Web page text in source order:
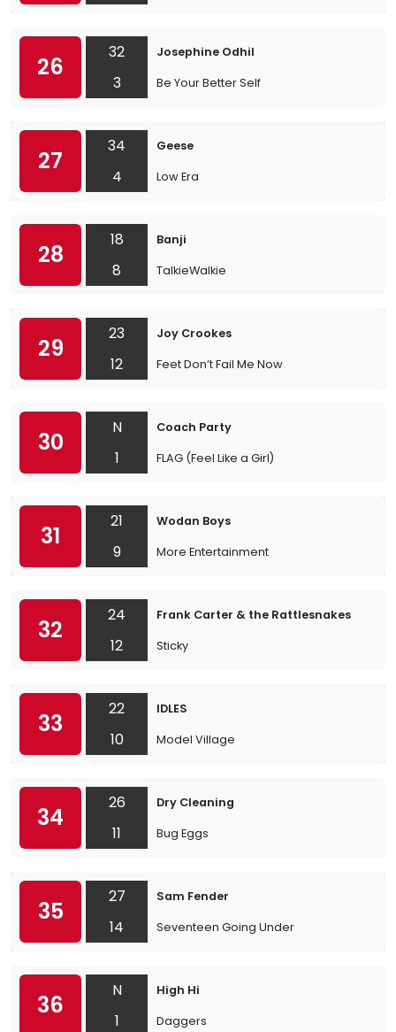
26
32
3
Josephine Odhil
Be Your Better Self
27
34
4
Geese
Low Era
28
18
8
Banji
TalkieWalkie
29
23
12
Joy Crookes
Feet Don’t Fail Me Now
30
N
1
Coach Party
FLAG (Feel Like a Girl)
31
21
9
Wodan Boys
More Entertainment
32
24
12
Frank Carter & the Rattlesnakes
Sticky
33
22
10
IDLES
Model Village
34
26
11
Dry Cleaning
Bug Eggs
35
27
14
Sam Fender
Seventeen Going Under
36
N
1
High Hi
Daggers